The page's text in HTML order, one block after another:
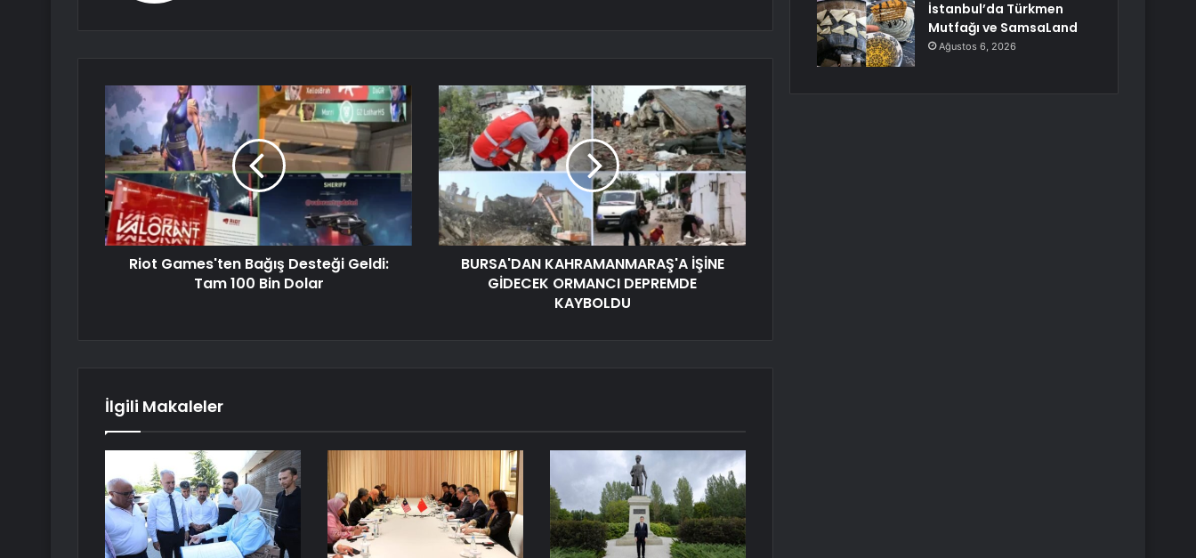
Riot Games'ten Bağış Desteği Geldi:
Tam 100 Bin Dolar
BURSA'DAN KAHRAMANMARAŞ'A İŞİNE
GİDECEK ORMANCI DEPREMDE
KAYBOLDU
İlgili Makaleler
İstanbul’da Türkmen
Mutfağı ve SamsaLand
Ağustos 6, 2026